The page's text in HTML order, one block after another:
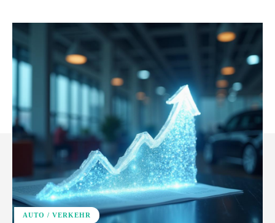
AUTO / VERKEHR